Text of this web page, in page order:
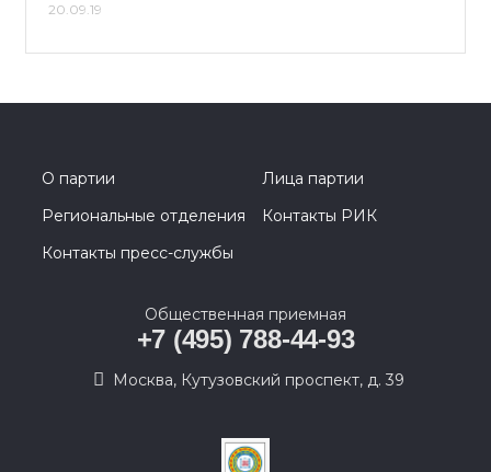
20.09.19
О партии
Лица партии
Региональные отделения
Контакты РИК
Контакты пресс-службы
Общественная приемная
+7 (495) 788-44-93
Москва, Кутузовский проспект, д. 39